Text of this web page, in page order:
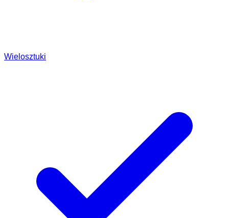
Wielosztuki